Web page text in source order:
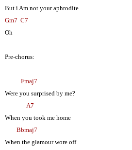
But i Am not your aphrodite
Gm7 C7
Oh
Pre-chorus:
Fmaj7
Were you surprised by me?
A7
When you took me home
Bbmaj7
When the glamour wore off